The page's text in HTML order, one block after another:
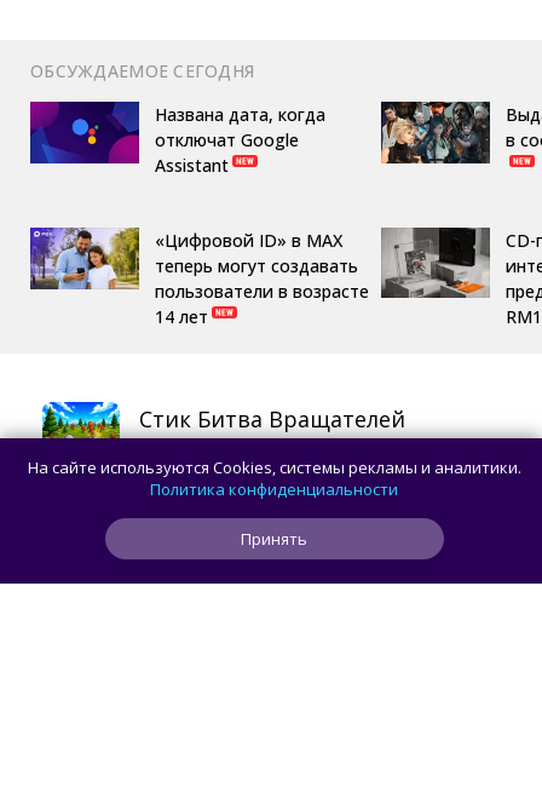
ОБСУЖДАЕМОЕ СЕГОДНЯ
Названа дата, когда
отключат Google
Assistant
«Цифровой ID» в MAX
теперь могут создавать
пользователи в возрасте
14 лет
в
CD-
RM1
Стик Битва Вращателей
Online,Семейные ,Для детей,Казуальные,
Обучающие,Выживание
СКАЧАТЬ
Flag Master
На сайте используются Cookies, системы рекламы и аналитики.
Политика конфиденциальности
Принять